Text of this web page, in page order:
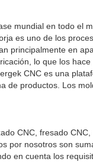
mundial en todo el
es uno de los
principalmente en
lo que los hace
CNC es una
de productos. Los
CNC, fresado
por nosotros son
en cuenta los